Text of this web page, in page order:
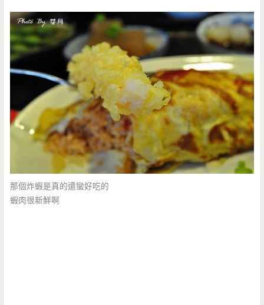
那個炸蝦是真的還蠻好吃的
蝦肉很新鮮啊